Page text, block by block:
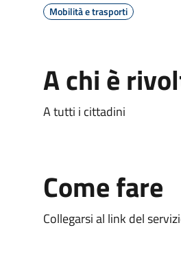
Mobilità e trasporti
A chi è
A tutti i cittadini
Come fare
Collegarsi al link del